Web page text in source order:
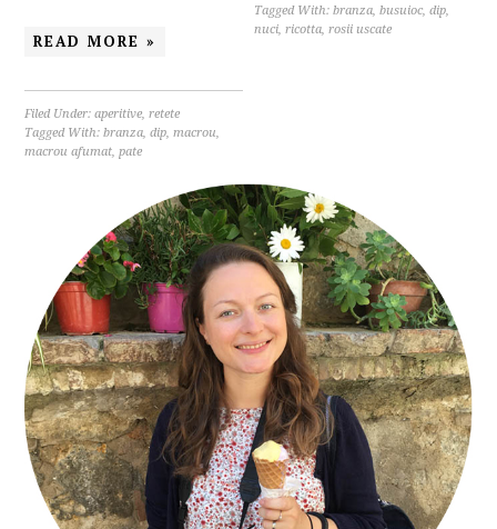
READ MORE »
Filed Under:aperitive,retete
Tagged With:branza,dip,macrou,
macrou afumat,pate
Tagged With:branza ,busuioc ,dip
nuci ricotta rosii uscate